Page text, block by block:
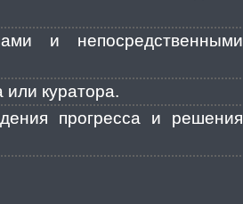
и непосредственными
или куратора.
прогресса и решения